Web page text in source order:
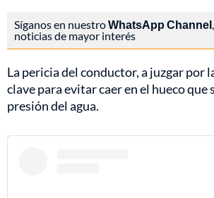
Síganos en nuestroWhatsApp Channel
noticias de mayor interés
La pericia del conductor, a juzgar por
clave para evitar caer en el hueco que
presión del agua.